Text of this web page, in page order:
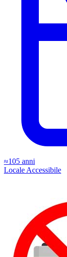
≈105 anni
Locale Accessibile